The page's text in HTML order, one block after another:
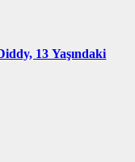
13 Yaşındaki